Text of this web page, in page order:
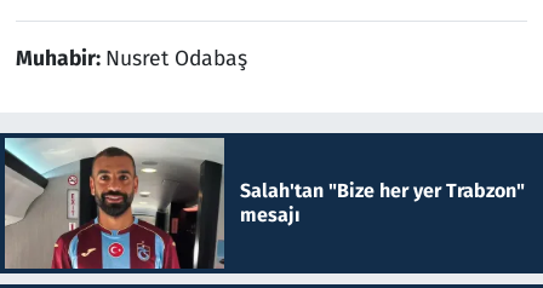
Muhabir: Nusret Odabaş
Salah'tan "Bize her yer Trabzon"
mesajı